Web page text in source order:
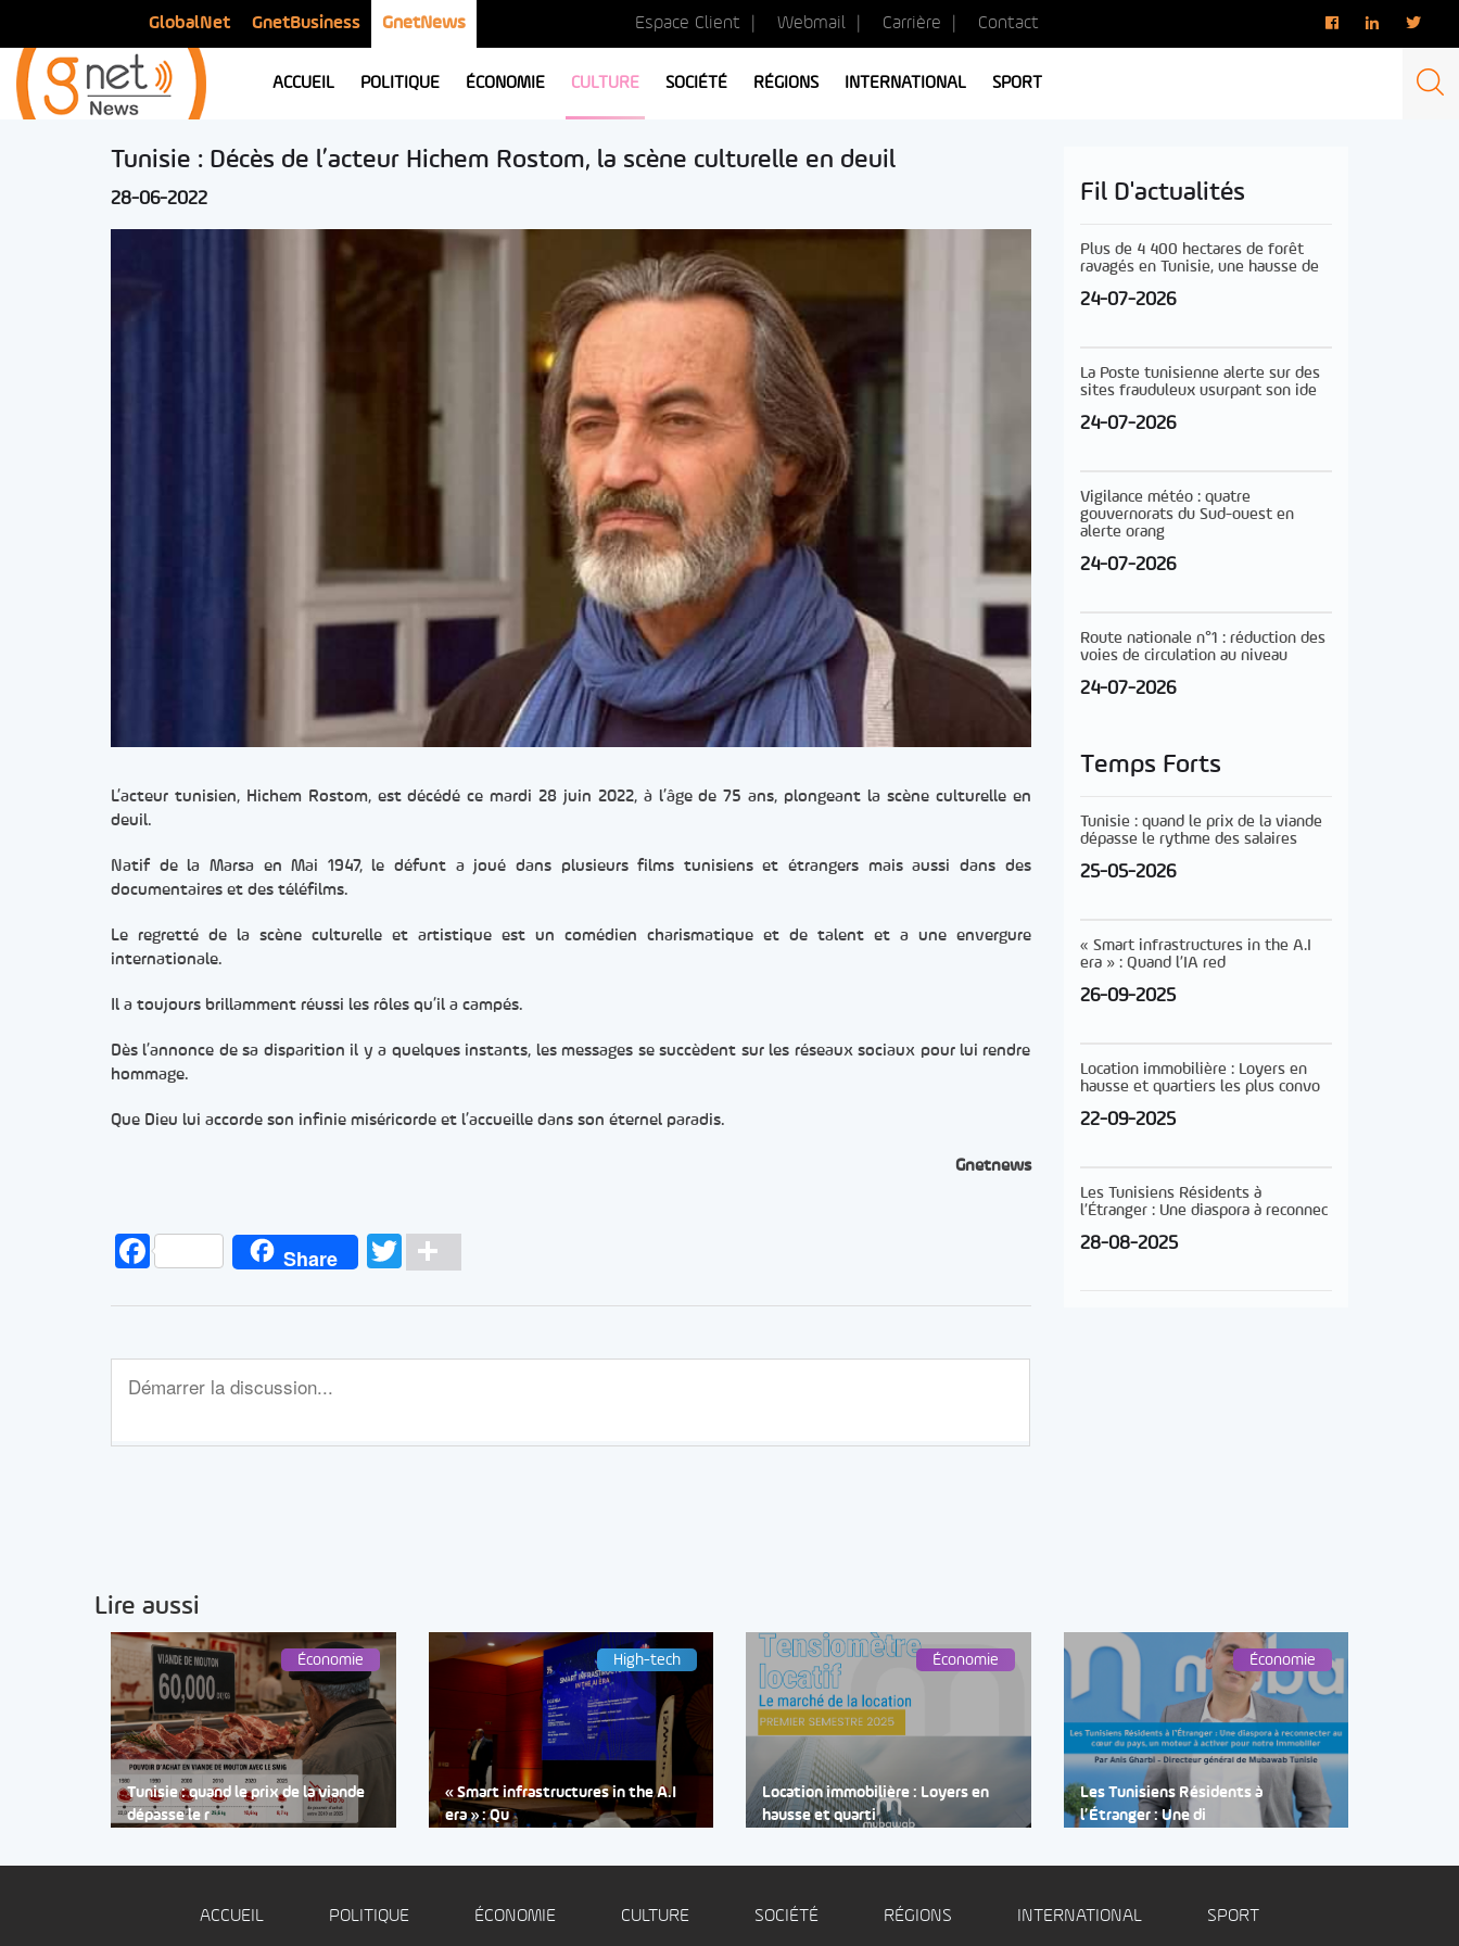
GlobalNet GnetBusiness GnetNews Espace Client Webmail Carrière Contact
ACCUEIL POLITIQUE ÉCONOMIE CULTURE SOCIÉTÉ RÉGIONS INTERNATIONAL SPORT
Tunisie : Décès de l’acteur Hichem Rostom, la scène culturelle en deuil
28-06-2022
L’acteur tunisien, Hichem Rostom, est décédé ce mardi 28 juin 2022, à l’âge de 75 ans, plongeant la scène culturelle en
deuil.
Natif de la Marsa en Mai 1947, le défunt a joué dans plusieurs films tunisiens et étrangers mais aussi dans des
documentaires et des téléfilms.
Le regretté de la scène culturelle et artistique est un comédien charismatique et de talent et a une envergure
internationale.
Il a toujours brillamment réussi les rôles qu’il a campés.
Dès l’annonce de sa disparition il y a quelques instants, les messages se succèdent sur les réseaux sociaux pour lui rendre
hommage.
Que Dieu lui accorde son infinie miséricorde et l’accueille dans son éternel paradis.
Gnetnews
FacebookShare TwitterPartager
Fil D'actualités
Plus de 4 400 hectares de forêt
ravagés en Tunisie, une hausse de
24-07-2026
La Poste tunisienne alerte sur des
sites frauduleux usurpant son ide
24-07-2026
Vigilance météo : quatre
gouvernorats du Sud-ouest en
alerte orang
24-07-2026
Route nationale n°1 : réduction des
voies de circulation au niveau
24-07-2026
Temps Forts
Tunisie : quand le prix de la viande
dépasse le rythme des salaires
25-05-2026
« Smart infrastructures in the A.I
era » : Quand l’IA red
26-09-2025
Location immobilière : Loyers en
hausse et quartiers les plus convo
22-09-2025
Les Tunisiens Résidents à
l’Étranger : Une diaspora à reconnec
28-08-2025
Lire aussi
Économie
Tunisie : quand le prix de la viande
dépasse le r
High-tech
« Smart infrastructures in the A.I
era » : Qu
Économie
Location immobilière : Loyers en
hausse et quarti
Économie
Les Tunisiens Résidents à
l’Étranger : Une di
ACCUEIL POLITIQUE ÉCONOMIE CULTURE SOCIÉTÉ RÉGIONS INTERNATIONAL SPORT